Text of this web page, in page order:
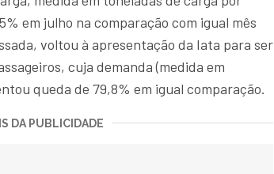
em julho na comparação com igual mês
voltou à apresentação da Iata para ser
cuja demanda (medida em
queda de 79,8% em igual comparação.
DA PUBLICIDADE